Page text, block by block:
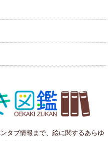
タブ情報まで、絵に関するあらゆ